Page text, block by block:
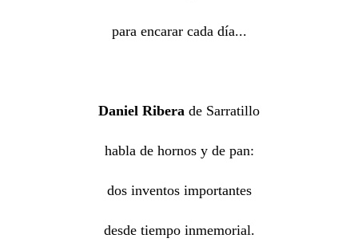
para encarar cada día...
Daniel Ribera de Sarratillo
habla de hornos y de pan:
dos inventos importantes
desde tiempo inmemorial.